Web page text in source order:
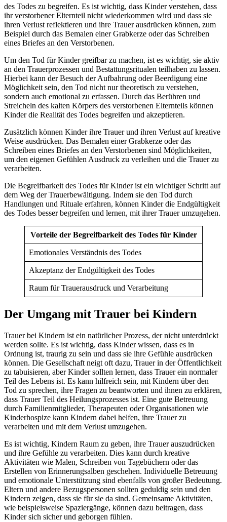
des Todes zu begreifen. Es ist wichtig, dass Kinder verstehen, dass
ihr verstorbener Elternteil nicht wiederkommen wird und dass sie
ihren Verlust reflektieren und ihre Trauer ausdrücken können, zum
Beispiel durch das Bemalen einer Grabkerze oder das Schreiben
eines Briefes an den Verstorbenen.
Um den Tod für Kinder greifbar zu machen, ist es wichtig, sie aktiv
an den Trauerprozessen und Bestattungsritualen teilhaben zu lassen.
Hierbei kann der Besuch der Aufbahrung oder Beerdigung eine
Möglichkeit sein, den Tod nicht nur theoretisch zu verstehen,
sondern auch emotional zu erfassen. Durch das Berühren und
Streicheln des kalten Körpers des verstorbenen Elternteils können
Kinder die Realität des Todes begreifen und akzeptieren.
Zusätzlich können Kinder ihre Trauer und ihren Verlust auf kreative
Weise ausdrücken. Das Bemalen einer Grabkerze oder das
Schreiben eines Briefes an den Verstorbenen sind Möglichkeiten,
um den eigenen Gefühlen Ausdruck zu verleihen und die Trauer zu
verarbeiten.
Die Begreifbarkeit des Todes für Kinder ist ein wichtiger Schritt auf
dem Weg der Trauerbewältigung. Indem sie den Tod durch
Handlungen und Rituale erfahren, können Kinder die Endgültigkeit
des Todes besser begreifen und lernen, mit ihrer Trauer umzugehen.
Vorteile der Begreifbarkeit des Todes für Kinder
Emotionales Verständnis des Todes
Akzeptanz der Endgültigkeit des Todes
Raum für Trauerausdruck und Verarbeitung
Der Umgang mit Trauer bei Kindern
Trauer bei Kindern ist ein natürlicher Prozess, der nicht unterdrückt
werden sollte. Es ist wichtig, dass Kinder wissen, dass es in
Ordnung ist, traurig zu sein und dass sie ihre Gefühle ausdrücken
können. Die Gesellschaft neigt oft dazu, Trauer in der Öffentlichkeit
zu tabuisieren, aber Kinder sollten lernen, dass Trauer ein normaler
Teil des Lebens ist. Es kann hilfreich sein, mit Kindern über den
Tod zu sprechen, ihre Fragen zu beantworten und ihnen zu erklären,
dass Trauer Teil des Heilungsprozesses ist. Eine gute Betreuung
durch Familienmitglieder, Therapeuten oder Organisationen wie
Kinderhospize kann Kindern dabei helfen, ihre Trauer zu
verarbeiten und mit dem Verlust umzugehen.
Es ist wichtig, Kindern Raum zu geben, ihre Trauer auszudrücken
und ihre Gefühle zu verarbeiten. Dies kann durch kreative
Aktivitäten wie Malen, Schreiben von Tagebüchern oder das
Erstellen von Erinnerungsalben geschehen. Individuelle Betreuung
und emotionale Unterstützung sind ebenfalls von großer Bedeutung.
Eltern und andere Bezugspersonen sollten geduldig sein und den
Kindern zeigen, dass sie für sie da sind. Gemeinsame Aktivitäten,
wie beispielsweise Spaziergänge, können dazu beitragen, dass
Kinder sich sicher und geborgen fühlen.